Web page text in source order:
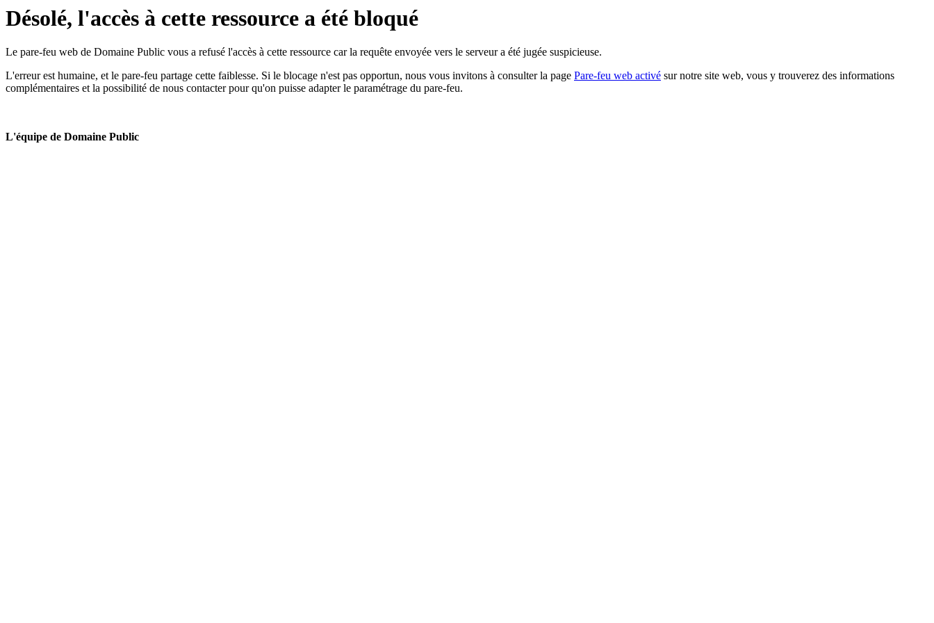
Désolé, l'accès à cette ressource a été bloqué
Le pare-feu web de Domaine Public vous a refusé l'accès à cette ressource car la requête envoyée vers le serveur a été jugée suspicieuse.
L'erreur est humaine, et le pare-feu partage cette faiblesse. Si le blocage n'est pas opportun, nous vous invitons à consulter la page Pare-feu web activé sur notre site web, vous y trouverez des informations
complémentaires et la possibilité de nous contacter pour qu'on puisse adapter le paramétrage du pare-feu.
L'équipe de Domaine Public